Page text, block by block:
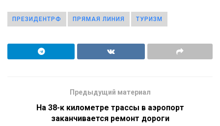
ПРЕЗИДЕНТРФ ПРЯМАЯ ЛИНИЯ ТУРИЗМ
Предыдущий материал
На 38-к километре трассы в аэропорт
заканчивается ремонт дороги